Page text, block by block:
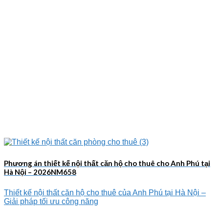
Phương án thiết kế nội thất căn hộ cho thuê cho Anh Phú tại
Hà Nội – 2026NM658
Thiết kế nội thất căn hộ cho thuê của Anh Phú tại Hà Nội –
Giải pháp tối ưu công năng